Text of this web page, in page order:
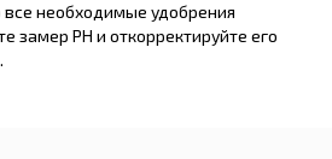
все необходимые удобрения
замер PH и откорректируйте его